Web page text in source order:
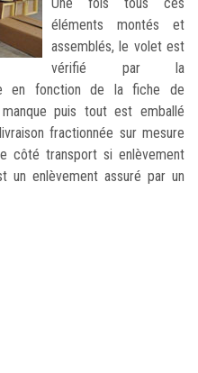
éléments montés et
assemblés, le volet est
vérifié par la
en fonction de la fiche de
puis tout est emballé
fractionnée sur mesure
côté transport si enlèvement
un enlèvement assuré par un